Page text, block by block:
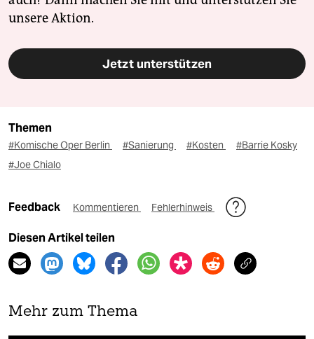
unsere Aktion.
Jetzt unterstützen
Themen
#Komische Oper Berlin #Sanierung #Kosten
#Barrie Kosky
#Joe Chialo
Feedback Kommentieren Fehlerhinweis
Diesen Artikel teilen
Mehr zum Thema